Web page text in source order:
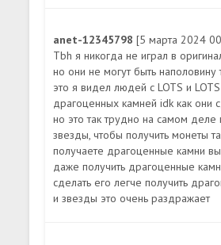
anet-12345798[5 марта 2024
Tbh я никогда не играл в
но они не могут быть наполовину
это я видел людей с LOTS и
драгоценных камней idk как они
но это так трудно на самом деле
звезды, чтобы получить монеты
получаете драгоценные камни
даже получить драгоценные
сделать его легче получить
и звезды это очень раздражает